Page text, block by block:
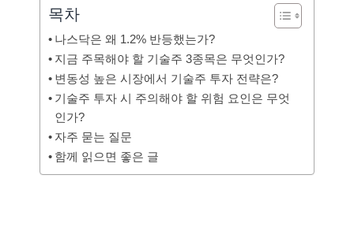
목차
나스닥은 왜 1.2% 반등했는가?
지금 주목해야 할 기술주 3종목은 무엇인가?
변동성 높은 시장에서 기술주 투자 전략은?
기술주 투자 시 주의해야 할 위험 요인은 무엇
인가?
자주 묻는 질문
함께 읽으면 좋은 글